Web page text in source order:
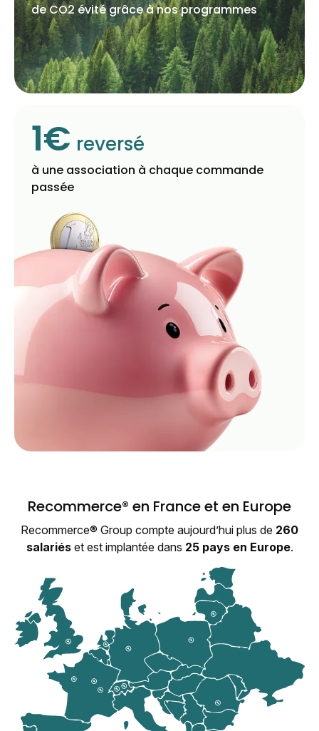
de CO2 évité grâce à nos programmes
1€ reversé
à une association à chaque commande
passée
Recommerce® en France et en Europe
Recommerce® Group compte aujourd’hui plus de 260
salariéset est implantée dans 25 pays en Europe.